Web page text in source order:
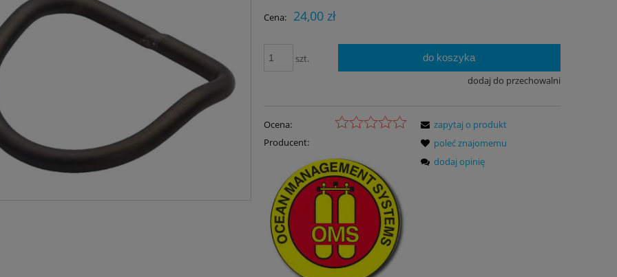
płatności
Cena: 24,00 zł
szt. do koszyka
dodaj do przechowalni
Ocena:
Producent:
zapytaj o produkt
poleć znajomemu
dodaj opinię